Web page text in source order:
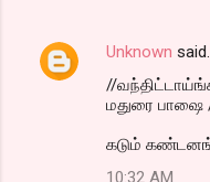
Unknown
//
மதுரை பாஷை
கடும்